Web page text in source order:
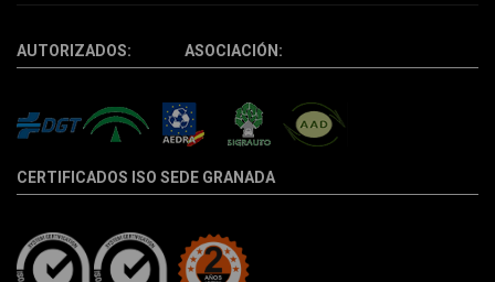
AUTORIZADOS: ASOCIACIÓN:
CERTIFICADOS ISO SEDE GRANADA